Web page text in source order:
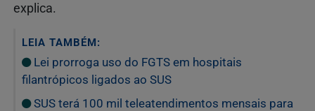
explica.
LEIA TAMBÉM:
Lei prorroga uso do FGTS em hospitais
filantrópicos ligados ao SUS
SUS terá 100 mil teleatendimentos mensais para